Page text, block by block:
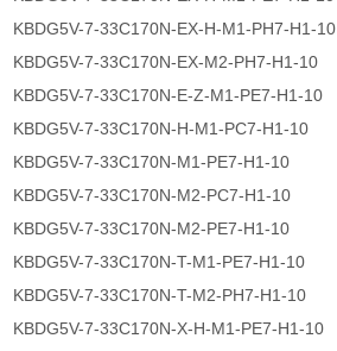
KBDG5V-7-33C170N-EX-H-M1-PH7-H1-10
KBDG5V-7-33C170N-EX-M2-PH7-H1-10
KBDG5V-7-33C170N-E-Z-M1-PE7-H1-10
KBDG5V-7-33C170N-H-M1-PC7-H1-10
KBDG5V-7-33C170N-M1-PE7-H1-10
KBDG5V-7-33C170N-M2-PC7-H1-10
KBDG5V-7-33C170N-M2-PE7-H1-10
KBDG5V-7-33C170N-T-M1-PE7-H1-10
KBDG5V-7-33C170N-T-M2-PH7-H1-10
KBDG5V-7-33C170N-X-H-M1-PE7-H1-10